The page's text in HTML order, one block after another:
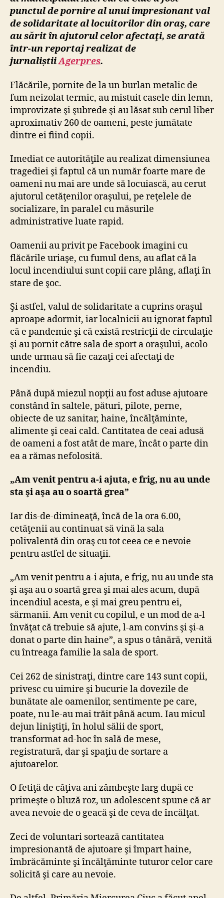
punctul de pornire al unui impresionant val
de solidaritate al locuitorilor din oraş, care
au sărit în ajutorul celor afectaţi, se arată
într-un reportaj realizat de
jurnaliștiiAgerpres.
Flăcările, pornite de la un burlan metalic de
fum neizolat termic, au mistuit casele din lemn,
improvizate şi şubrede şi au lăsat sub cerul liber
aproximativ 260 de oameni, peste jumătate
dintre ei fiind copii.
Imediat ce autorităţile au realizat dimensiunea
tragediei şi faptul că un număr foarte mare de
oameni nu mai are unde să locuiască, au cerut
ajutorul cetăţenilor oraşului, pe reţelele de
socializare, în paralel cu măsurile
administrative luate rapid.
Oamenii au privit pe Facebook imagini cu
flăcările uriaşe, cu fumul dens, au aflat că la
locul incendiului sunt copii care plâng, aflaţi în
stare de şoc.
Şi astfel, valul de solidaritate a cuprins oraşul
aproape adormit, iar localnicii au ignorat faptul
că e pandemie şi că există restricţii de circulaţie
şi au pornit către sala de sport a oraşului, acolo
unde urmau să fie cazaţi cei afectaţi de
incendiu.
Până după miezul nopţii au fost aduse ajutoare
constând în saltele, pături, pilote, perne,
obiecte de uz sanitar, haine, încălţăminte,
alimente şi ceai cald. Cantitatea de ceai adusă
de oameni a fost atât de mare, încât o parte din
ea a rămas nefolosită.
„Am venit pentru a-i ajuta, e frig, nu au unde
sta şi aşa au o soartă grea”
Iar dis-de-dimineaţă, încă de la ora 6.00,
cetăţenii au continuat să vină la sala
polivalentă din oraş cu tot ceea ce e nevoie
pentru astfel de situaţii.
„Am venit pentru a-i ajuta, e frig, nu au unde sta
şi aşa au o soartă grea şi mai ales acum, după
incendiul acesta, e şi mai greu pentru ei,
sărmanii. Am venit cu copilul, e un mod de a-l
învăţat că trebuie să ajute, l-am convins şi şi-a
donat o parte din haine”, a spus o tânără, venită
cu întreaga familie la sala de sport.
Cei 262 de sinistraţi, dintre care 143 sunt copii,
privesc cu uimire şi bucurie la dovezile de
bunătate ale oamenilor, sentimente pe care,
poate, nu le-au mai trăit până acum. Iau micul
dejun liniştiţi, în holul sălii de sport,
transformat ad-hoc în sală de mese,
registratură, dar şi spaţiu de sortare a
ajutoarelor.
O fetiţă de câţiva ani zâmbeşte larg după ce
primeşte o bluză roz, un adolescent spune că ar
avea nevoie de o geacă şi de ceva de încălţat.
Zeci de voluntari sortează cantitatea
impresionantă de ajutoare şi împart haine,
îmbrăcăminte şi încălţăminte tuturor celor care
solicită şi care au nevoie.